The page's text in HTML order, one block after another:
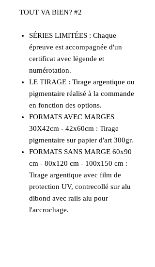
TOUT VA BIEN? #2
SÉRIES LIMITÉES : Chaque
épreuve est accompagnée d'un
certificat avec légende et
numérotation.
LE TIRAGE : Tirage argentique ou
pigmentaire réalisé à la commande
en fonction des options.
FORMATS AVEC MARGES
30X42cm - 42x60cm : Tirage
pigmentaire sur papier d'art 300gr.
FORMATS SANS MARGE 60x90
cm - 80x120 cm - 100x150 cm :
Tirage argentique avec film de
protection UV, contrecollé sur alu
dibond avec rails alu pour
l'accrochage.